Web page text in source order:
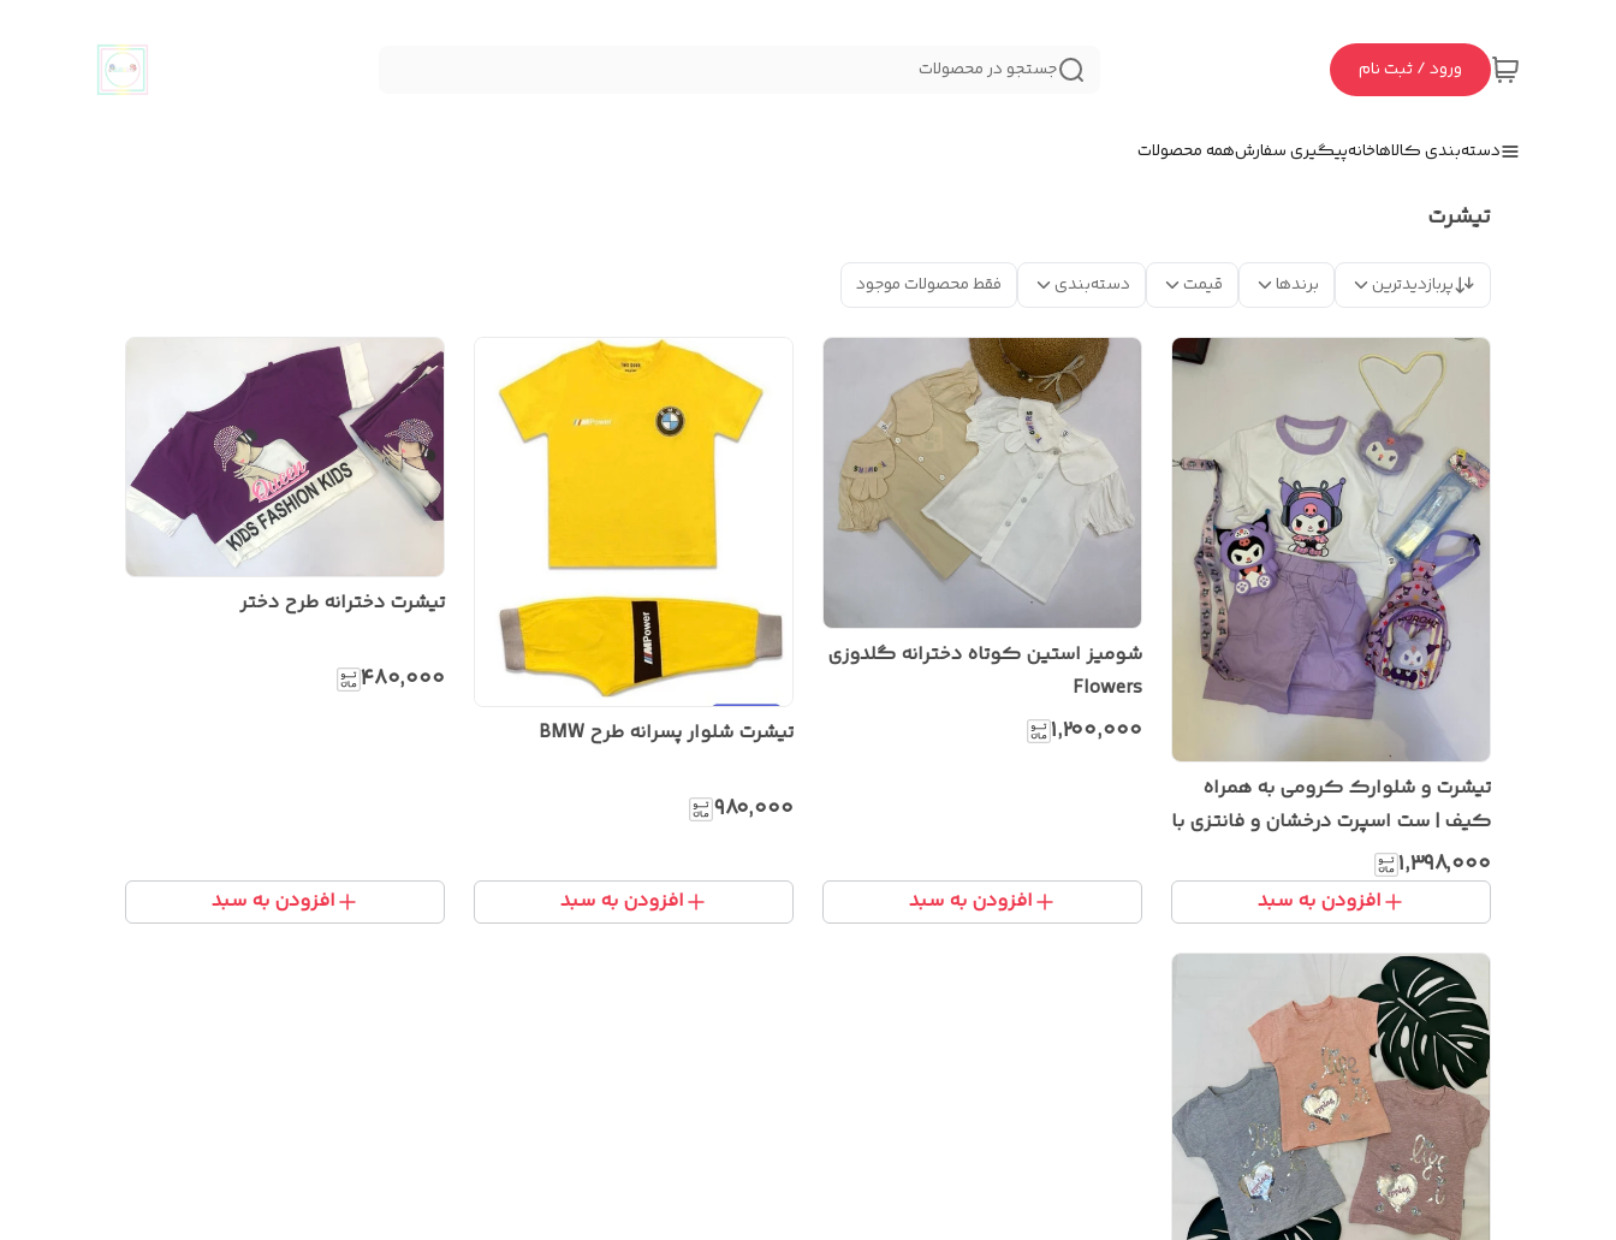
ورود / ثبت نام جستجو در محصولات
دسته‌بندی کالاهاخانهپیگیری سفارشهمه محصولات
تیشرت
پربازدیدترین برندها قیمت دسته‌بندی فقط محصولات موجود
تیشرت و شلوارک کرومی به همراه
کیف | ست اسپرت درخشان و فانتزی با
طراحی مدرن و جذاب
۱٬۳۹۸٬۰۰۰
افزودن به سبد
شومیز استین کوتاه دخترانه گلدوزی
Flowers
۱٬۲۰۰٬۰۰۰
افزودن به سبد
تیشرت شلوار پسرانه طرح BMW
۹۸۰٬۰۰۰
افزودن به سبد
تیشرت دخترانه طرح دختر
۴۸۰٬۰۰۰
افزودن به سبد